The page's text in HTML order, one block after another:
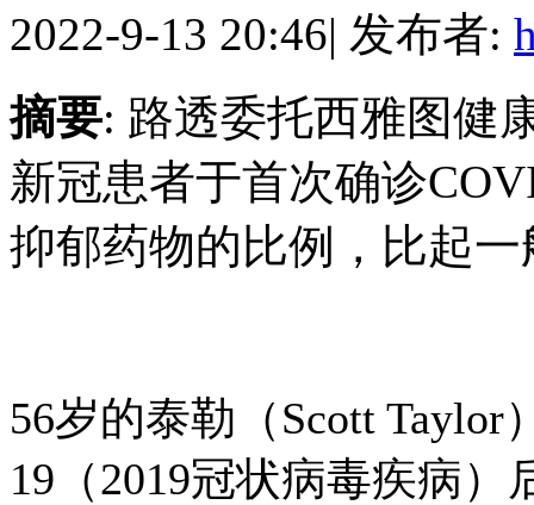
2022-9-13 20:46| 发布者:
摘要: 路透委托西雅图健
新冠患者于首次确诊
抑郁药物的比例，比起
56岁的泰勒（Scott Taylor
19（2019冠状病毒疾病